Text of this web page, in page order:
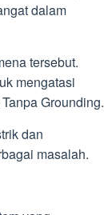
dalam
tersebut.
mengatasi
Grounding.
dan
masalah.